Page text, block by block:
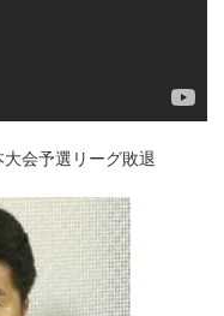
大会予選リーグ敗退